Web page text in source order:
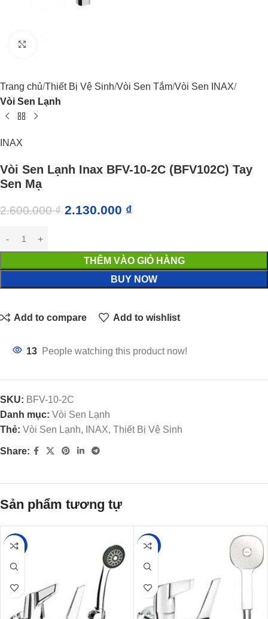
Trang chủ Thiết Bị Vệ Sinh Vòi Sen Tắm Vòi Sen INAX
Vòi Sen Lạnh
INAX
Vòi Sen Lạnh Inax BFV-10-2C (BFV102C) Tay
Sen Mạ
2.600.000₫ 2.130.000 ₫
THÊM VÀO GIỎ HÀNG
BUY NOW
Add to compare Add to wishlist
13 People watching this product now!
SKU: BFV-10-2C
Danh mục: Vòi Sen Lạnh
Thẻ: Vòi Sen Lạnh, INAX, Thiết Bị Vệ Sinh
Share:
Sản phẩm tương tự
-20% -25%